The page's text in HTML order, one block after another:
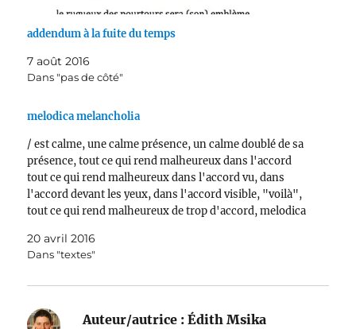
addendum à la fuite du temps
7 août 2016
Dans "pas de côté"
melodica melancholia
/ est calme, une calme présence, un calme doublé de sa
présence, tout ce qui rend malheureux dans l'accord
tout ce qui rend malheureux dans l'accord vu, dans
l'accord devant les yeux, dans l'accord visible, "voilà",
tout ce qui rend malheureux de trop d'accord, melodica
20 avril 2016
Dans "textes"
Auteur/autrice : Édith Msika